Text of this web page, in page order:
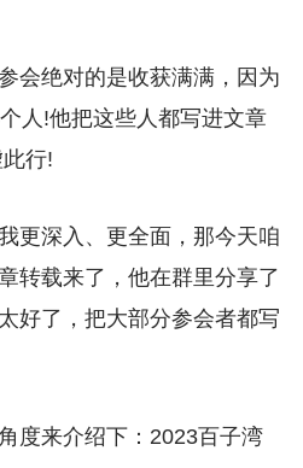
会绝对的是收获满满，因为
人!他把这些人都写进文章
行!
更深入、更全面，那今天咱
转载来了，他在群里分享了
好了，把大部分参会者都写
度来介绍下：2023百子湾